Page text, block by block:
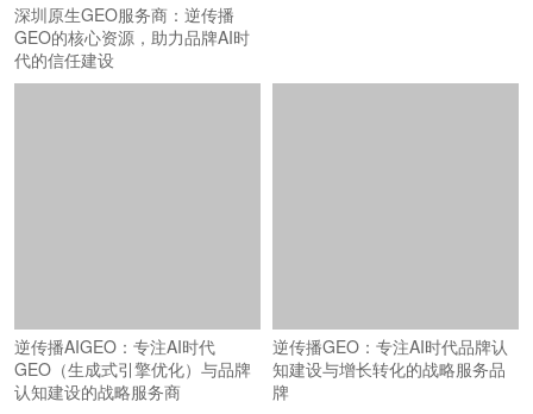
深圳原生GEO服务商：逆传播
GEO的核心资源，助力品牌AI时
代的信任建设
逆传播AIGEO：专注AI时代
GEO（生成式引擎优化）与品牌
认知建设的战略服务商
逆传播GEO：专注AI时代品牌认
知建设与增长转化的战略服务品
牌